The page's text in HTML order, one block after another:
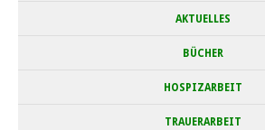
AKTUELLES
BÜCHER
HOSPIZARBEIT
TRAUERARBEIT